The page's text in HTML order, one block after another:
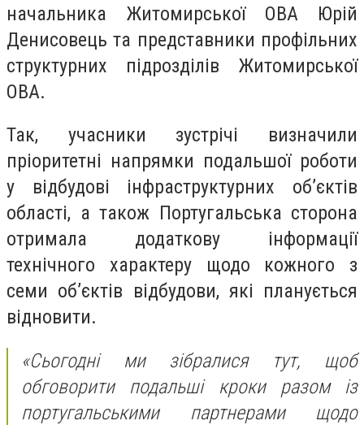
начальника Житомирської ОВА Юрій
Денисовець та представники профільних
структурних підрозділів Житомирської
ОВА.
Так, учасники зустрічі визначили
пріоритетні напрямки подальшої роботи
у відбудові інфраструктурних об’єктів
області, а також Португальська сторона
отримала додаткову інформації
технічного характеру щодо кожного з
семи об’єктів відбудови, які планується
відновити.
«Сьогодні ми зібралися тут, щоб
обговорити подальші кроки разом із
португальськими партнерами щодо